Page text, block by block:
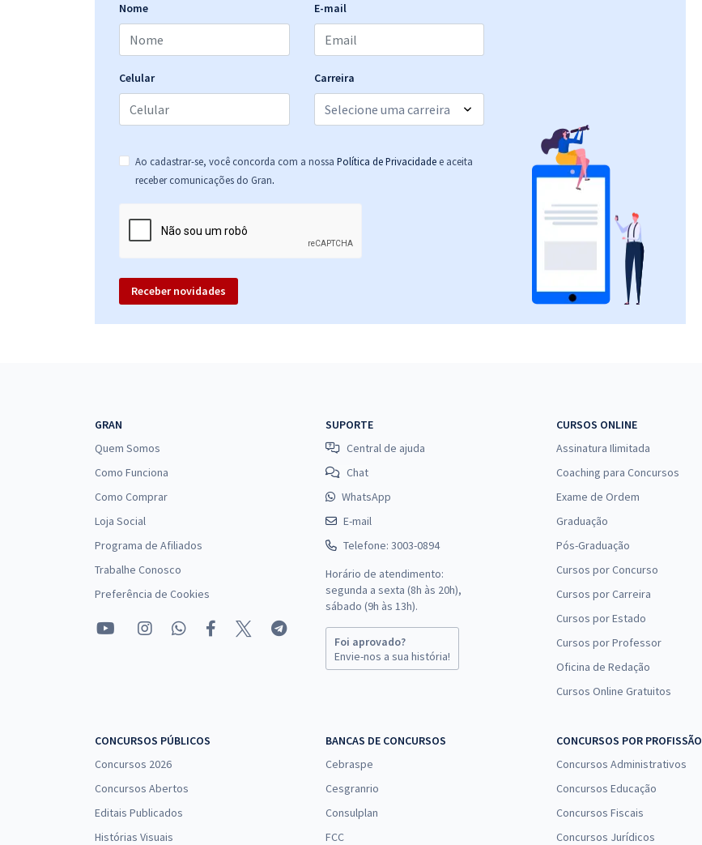
Nome E-mail
Celular Carreira
Ao cadastrar-se, você concorda com a nossa Política de Privacidade e aceita
receber comunicações do Gran.
Receber novidades
GRAN
Quem Somos
Como Funciona
Como Comprar
Loja Social
Programa de Afiliados
Trabalhe Conosco
Preferência de Cookies
SUPORTE
Central de ajuda
Chat
WhatsApp
E-mail
Telefone: 3003-0894
Horário de atendimento:
segunda a sexta (8h às 20h),
sábado (9h às 13h).
Foi aprovado?
Envie-nos a sua história!
CURSOS ONLINE
Assinatura Ilimitada
Coaching para Concursos
Exame de Ordem
Graduação
Pós-Graduação
Cursos por Concurso
Cursos por Carreira
Cursos por Estado
Cursos por Professor
Oficina de Redação
Cursos Online Gratuitos
CONCURSOS PÚBLICOS
Concursos 2026
Concursos Abertos
Editais Publicados
Histórias Visuais
BANCAS DE CONCURSOS
Cebraspe
Cesgranrio
Consulplan
FCC
CONCURSOS POR PROFISSÃO
Concursos Administrativos
Concursos Educação
Concursos Fiscais
Concursos Jurídicos